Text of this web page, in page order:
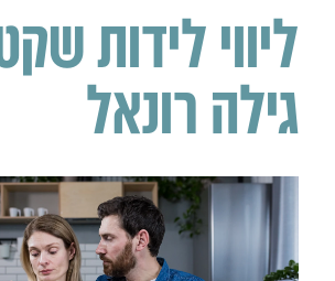
ליווי לידות
גילה רונאל